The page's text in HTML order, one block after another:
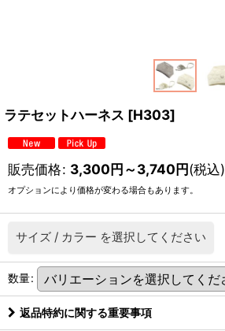
ラテセットハーネス [H303]
販売価格: 3,300円～3,740円(税込)
オプションにより価格が変わる場合もあります。
サイズ / カラー を選択してください
数量:
返品特約に関する重要事項